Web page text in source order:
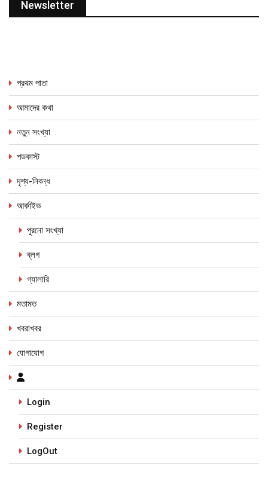
Newsletter
প্রথম পাতা
আমাদের কথা
নতুন সংখ্যা
পডকাস্ট
দৃশ্য-নিবন্ধ
আর্কাইভ
পুরনো সংখ্যা
ব্লগ
গ্যালারি
মতামত
খবরাখবর
যোগাযোগ
Login
Register
LogOut